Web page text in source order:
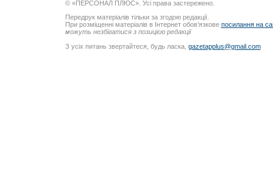
© «ПЕРСОНАЛ ПЛЮС». Усі права застережено.
Передрук матеріалів тільки за згодою редакції.
При розміщенні матеріалів в Інтернет обов’язкове посилання на
можуть незбігатися з позицією редакції
З усіх питань звертайтеся, будь ласка, gazetapplus@gmail.com